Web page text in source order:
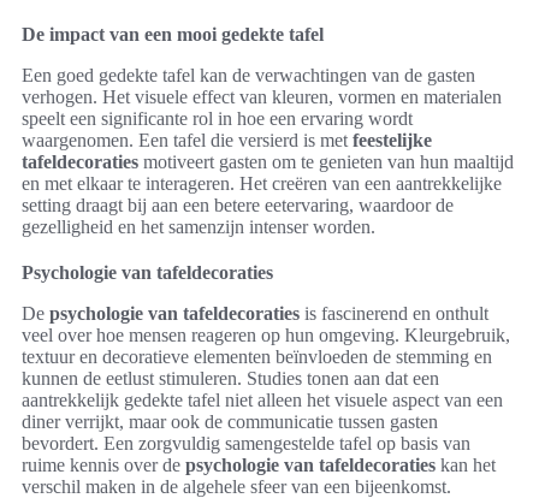
De impact van een mooi gedekte tafel
Een goed gedekte tafel kan de verwachtingen van de gasten
verhogen. Het visuele effect van kleuren, vormen en materialen
speelt een significante rol in hoe een ervaring wordt
waargenomen. Een tafel die versierd is met feestelijke
tafeldecoraties motiveert gasten om te genieten van hun maaltijd
en met elkaar te interageren. Het creëren van een aantrekkelijke
setting draagt bij aan een betere eetervaring, waardoor de
gezelligheid en het samenzijn intenser worden.
Psychologie van tafeldecoraties
De psychologie van tafeldecoraties is fascinerend en onthult
veel over hoe mensen reageren op hun omgeving. Kleurgebruik,
textuur en decoratieve elementen beïnvloeden de stemming en
kunnen de eetlust stimuleren. Studies tonen aan dat een
aantrekkelijk gedekte tafel niet alleen het visuele aspect van een
diner verrijkt, maar ook de communicatie tussen gasten
bevordert. Een zorgvuldig samengestelde tafel op basis van
ruime kennis over de psychologie van tafeldecoraties kan het
verschil maken in de algehele sfeer van een bijeenkomst.